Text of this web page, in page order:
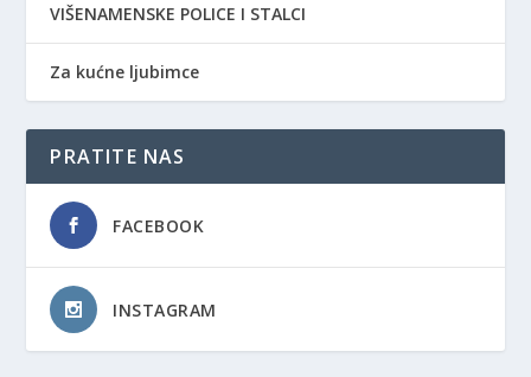
VIŠENAMENSKE POLICE I STALCI
Za kućne ljubimce
PRATITE NAS
FACEBOOK
INSTAGRAM